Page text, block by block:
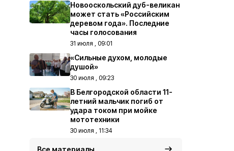
Новооскольский дуб-великан
может стать «Российским
деревом года». Последние
часы голосования
31 июля , 09:01
«Сильные духом, молодые
душой»
30 июля , 09:23
В Белгородской области 11-
летний мальчик погиб от
удара током при мойке
мототехники
30 июля , 11:34
Все материалы